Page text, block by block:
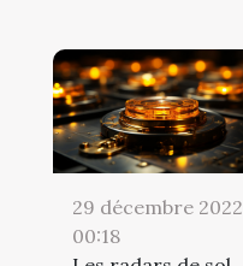
29 décembre 2022
00:18